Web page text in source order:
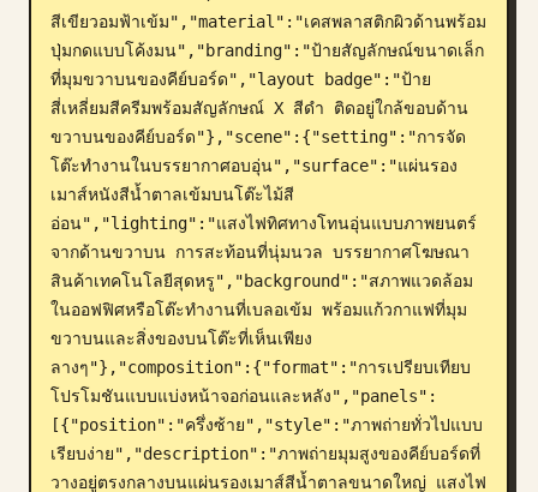
สีเขียวอมฟ้าเข้ม","material":"เคสพลาสติกผิวด้านพร้อม
ปุ่มกดแบบโค้งมน","branding":"ป้ายสัญลักษณ์ขนาดเล็ก
ที่มุมขวาบนของคีย์บอร์ด","layout badge":"ป้าย
สี่เหลี่ยมสีครีมพร้อมสัญลักษณ์ X สีดำ ติดอยู่ใกล้ขอบด้าน
ขวาบนของคีย์บอร์ด"},"scene":{"setting":"การจัด
โต๊ะทำงานในบรรยากาศอบอุ่น","surface":"แผ่นรอง
เมาส์หนังสีน้ำตาลเข้มบนโต๊ะไม้สี
อ่อน","lighting":"แสงไฟทิศทางโทนอุ่นแบบภาพยนตร์
จากด้านขวาบน การสะท้อนที่นุ่มนวล บรรยากาศโฆษณา
สินค้าเทคโนโลยีสุดหรู","background":"สภาพแวดล้อม
ในออฟฟิศหรือโต๊ะทำงานที่เบลอเข้ม พร้อมแก้วกาแฟที่มุม
ขวาบนและสิ่งของบนโต๊ะที่เห็นเพียง
ลางๆ"},"composition":{"format":"การเปรียบเทียบ
โปรโมชันแบบแบ่งหน้าจอก่อนและหลัง","panels":
[{"position":"ครึ่งซ้าย","style":"ภาพถ่ายทั่วไปแบบ
เรียบง่าย","description":"ภาพถ่ายมุมสูงของคีย์บอร์ดที่
วางอยู่ตรงกลางบนแผ่นรองเมาส์สีน้ำตาลขนาดใหญ่ แสงไฟ